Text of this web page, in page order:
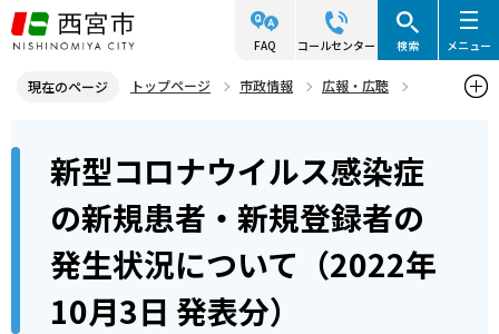
こ
の
ジ
FAQ コールセンター 検索 メニュー
現在のページ トップページ 市政情報
広報・広聴
新型コロナウイルス感染症の新規患者・新規登録者の発生状況につい
て（2022年10月3日 発表分）
新型コロナウイルス感染症
の新規患者・新規登録者の
発生状況について（2022年
10月3日 発表分）